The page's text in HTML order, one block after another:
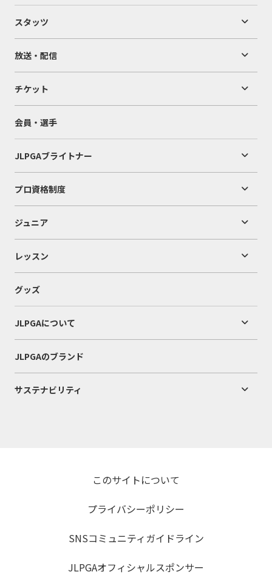
スタッツ
放送・配信
チケット
会員・選手
JLPGAブライトナー
プロ資格制度
ジュニア
レッスン
グッズ
JLPGAについて
JLPGAのブランド
サステナビリティ
このサイトについて
プライバシーポリシー
SNSコミュニティガイドライン
JLPGAオフィシャルスポンサー